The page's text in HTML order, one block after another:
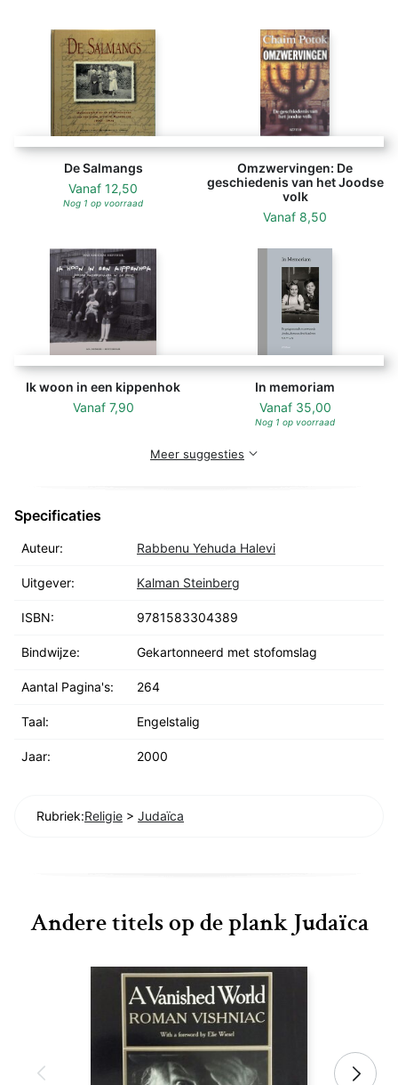
De Salmangs
Vanaf 12,50
Nog 1 op voorraad
Omzwervingen: De
geschiedenis van het Joodse
volk
Vanaf 8,50
Ik woon in een kippenhok
Vanaf 7,90
In memoriam
Vanaf 35,00
Nog 1 op voorraad
Meer suggesties
Specificaties
Auteur: Rabbenu Yehuda Halevi
Uitgever: Kalman Steinberg
ISBN: 9781583304389
Bindwijze: Gekartonneerd met stofomslag
Aantal Pagina's: 264
Taal: Engelstalig
Jaar: 2000
Rubriek:Religie > Judaïca
Andere titels op de plank Judaïca